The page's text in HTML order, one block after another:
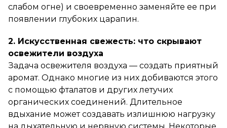
слабом огне) и своевременно заменяйте ее при
появлении глубоких царапин.
2. Искусственная свежесть: что скрывают
освежители воздуха
Задача освежителя воздуха — создать приятный
аромат. Однако многие из них добиваются этого
с помощью фталатов и других летучих
органических соединений. Длительное
вдыхание может создавать излишнюю нагрузку
на дыхательную и нервную системы. Некоторые